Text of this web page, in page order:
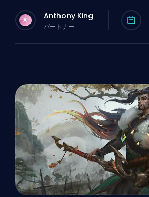
A Anthony King
パートナー